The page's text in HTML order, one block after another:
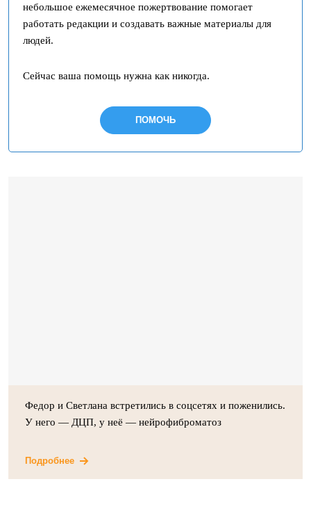
небольшое ежемесячное пожертвование помогает
работать редакции и создавать важные материалы для
людей.
Сейчас ваша помощь нужна как никогда.
ПОМОЧЬ
Федор и Светлана встретились в соцсетях и поженились.
У него — ДЦП, у неё — нейрофиброматоз
Подробнее